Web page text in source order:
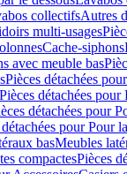
collectifsAutres
multi-usages
Cache-siphons
avec meuble bas
Pièces détachées
Pièces détachées pour
détachées pour
pour Pour
basMeubles
compactesPièces